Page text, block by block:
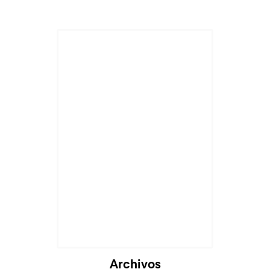
Archivos